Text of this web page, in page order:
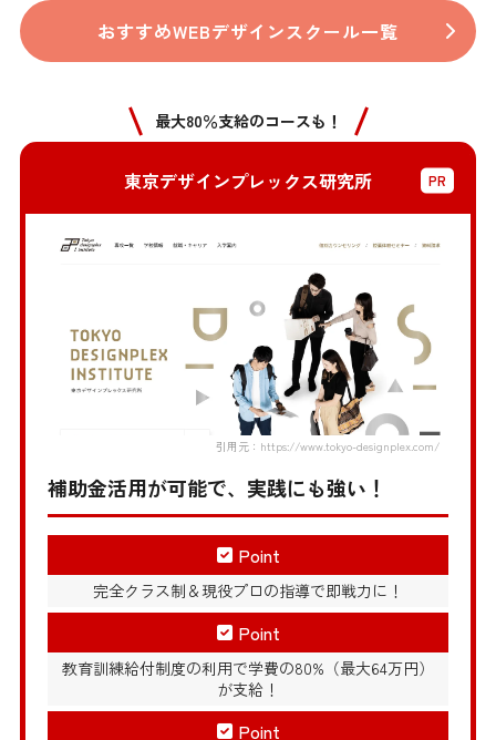
おすすめWEBデザインスクール一覧
最大80％支給のコースも！
東京デザインプレックス研究所
引用元：https://www.tokyo-designplex.com/
補助金活用が可能で、実践にも強い！
Point
完全クラス制＆現役プロの指導で即戦力に！
Point
教育訓練給付制度の利用で学費の80%（最大64万円）
が支給！
Point